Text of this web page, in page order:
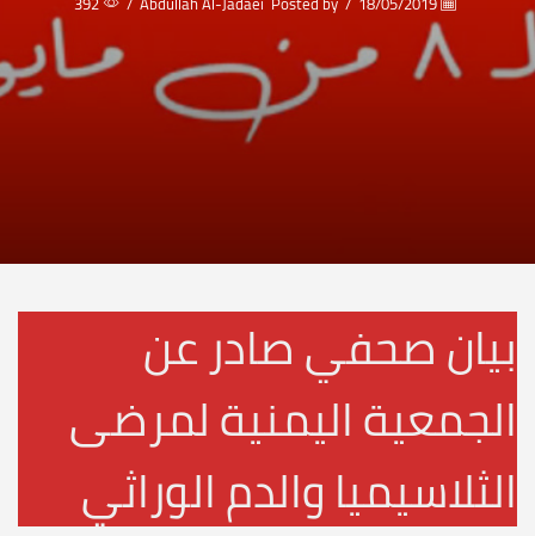
بيان صحفي صادر عن
الجمعية اليمنية لمرضى
الثلاسيميا والدم الوراثي